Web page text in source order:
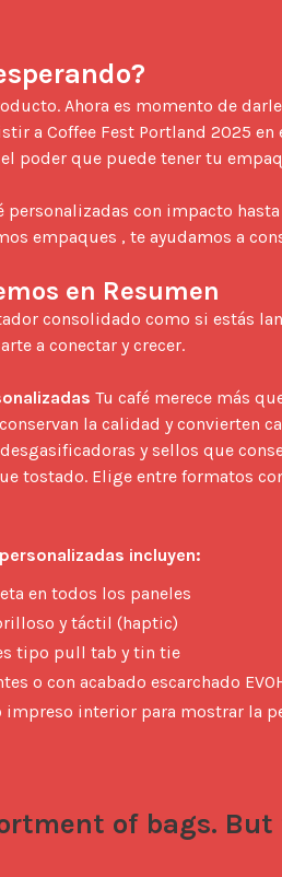
a Coffee Fest Portland 2025
poder que puede tener tu
personalizadas con impacto
empaques , te ayudamos a
en Resumen
a conectar y crecer.
Tu café merece más
la calidad y convierten
y sellos que
tostado. Elige entre formatos
incluyen:
en todos los paneles
y táctil (haptic)
tipo pull tab y tin tie
o con acabado escarchado
interior para mostrar la
of bags. But